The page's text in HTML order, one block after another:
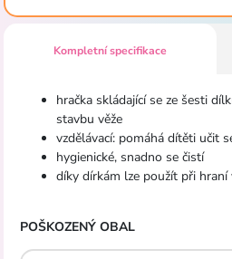
Kompletní specifikace
hračka skládající se ze šesti
stavbu věže
vzdělávací: pomáhá dítěti učit
hygienické, snadno se čistí
díky dírkám lze použít při
POŠKOZENÝ OBAL